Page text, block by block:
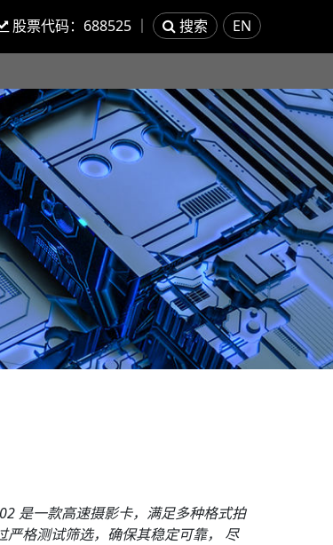
股票代码： 688525 搜索 EN
是一款高速摄影卡，满足多种格式拍
严格测试筛选，确保其稳定可靠， 尽